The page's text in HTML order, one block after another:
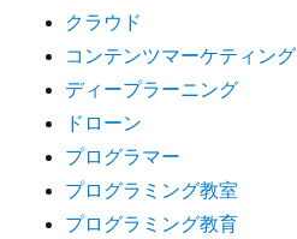
クラウド
コンテンツマーケティング
ディープラーニング
ドローン
プログラマー
プログラミング教室
プログラミング教育